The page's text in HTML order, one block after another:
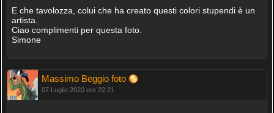
E che tavolozza, colui che ha creato questi colori stupendi è un
artista.
Ciao complimenti per questa foto.
Simone
Massimo Beggio foto
07 Luglio 2020 ore 22:21